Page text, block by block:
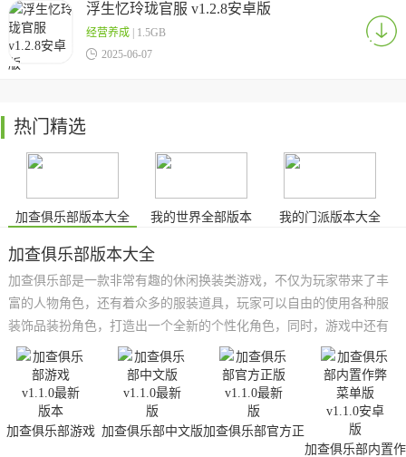
浮生忆玲珑官服 v1.2.8安卓版
经营养成| 1.5GB
 2025-06-07
热门精选
加查俱乐部版本大全 我的世界全部版本 我的门派版本大全
加查俱乐部版本大全
加查俱乐部是一款非常有趣的休闲换装类游戏，不仅为玩家带来了丰
富的人物角色，还有着众多的服装道具，玩家可以自由的使用各种服
装饰品装扮角色，打造出一个全新的个性化角色，同时，游戏中还有
着多种不同的小游戏，点击即可畅玩，能够为玩家带来不同的游戏体
验。小编在这里为大家带来了的是加查俱乐部版本大全，里面有着各
种版本模组，感兴趣的小伙伴快来下载体验吧。
加查俱乐部游戏 加查俱乐部中文版加查俱乐部官方正
加查俱乐部内置作